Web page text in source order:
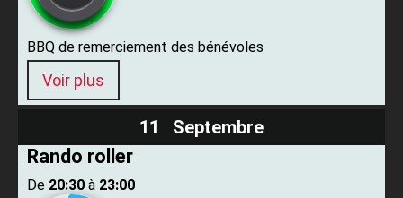
BBQ de remerciement des bénévoles
Voir plus
11 Septembre
Rando roller
De ​ 20:30 ​ à ​ 23:00